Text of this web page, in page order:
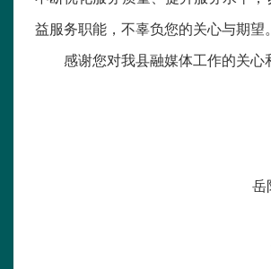
益服务职能，不辜负您的关心与期望。
感谢您对我县融媒体工作的关心
岳